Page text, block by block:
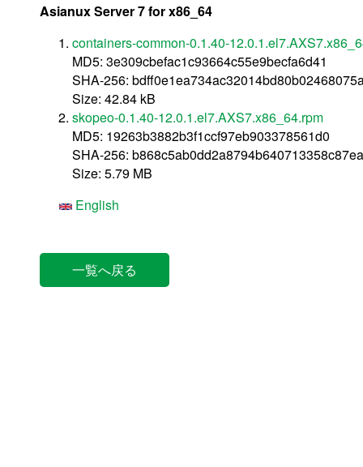
Asianux Server 7 for x86_64
containers-common-0.1.40-
MD5: 3e309cbefac1c93664c55e9becfa6d41
SHA-256:
Size: 42.84 kB
skopeo-0.1.40-12.0.1.el7.AXS7.x86_64.rpm
MD5: 19263b3882b3f1ccf97eb903378561d0
SHA-256:
Size: 5.79 MB
English
一覧へ戻る